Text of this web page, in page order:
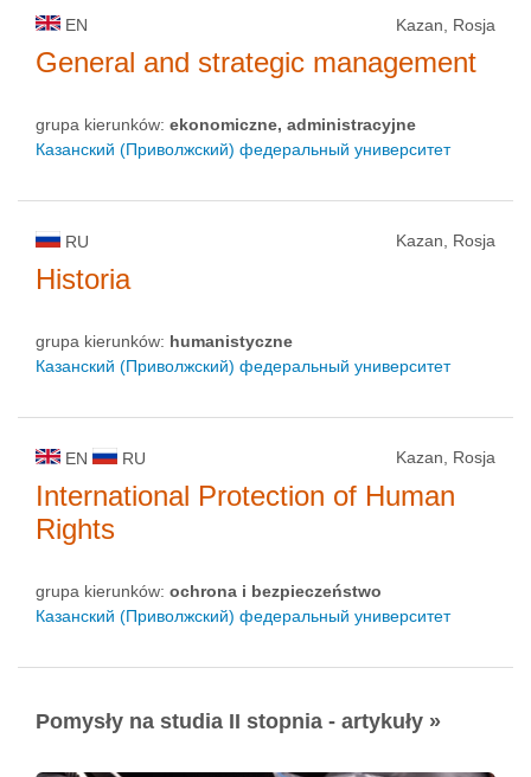
EN Kazan, Rosja
General and strategic management
grupa kierunków: ekonomiczne, administracyjne
Казанский (Приволжский) федеральный университет
RU Kazan, Rosja
Historia
grupa kierunków: humanistyczne
Казанский (Приволжский) федеральный университет
EN RU Kazan, Rosja
International Protection of Human
Rights
grupa kierunków: ochrona i bezpieczeństwo
Казанский (Приволжский) федеральный университет
Pomysły na studia II stopnia - artykuły »